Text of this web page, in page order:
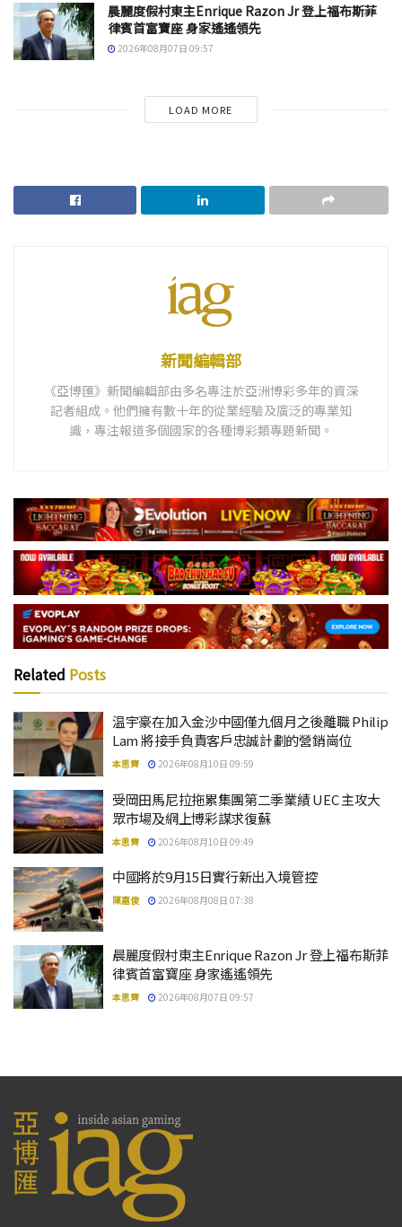
晨麗度假村東主Enrique Razon Jr 登上福布斯菲
律賓首富寶座 身家遙遙領先
2026年08月07日 09:57
LOAD MORE
新聞編輯部
《亞博匯》新聞編輯部由多名專注於亞洲博彩多年的資深
記者組成。他們擁有數十年的從業經驗及廣泛的專業知
識，專注報道多個國家的各種博彩類專題新聞。
Related Posts
温宇豪在加入金沙中國僅九個月之後離職 Philip
Lam 將接手負責客戶忠誠計劃的營銷崗位
本思齊 2026年08月10日 09:59
受岡田馬尼拉拖累集團第二季業績 UEC 主攻大
眾市場及網上博彩謀求復蘇
本思齊 2026年08月10日 09:49
中國將於9月15日實行新出入境管控
陳嘉俊 2026年08月08日 07:38
晨麗度假村東主Enrique Razon Jr 登上福布斯菲
律賓首富寶座 身家遙遙領先
本思齊 2026年08月07日 09:57